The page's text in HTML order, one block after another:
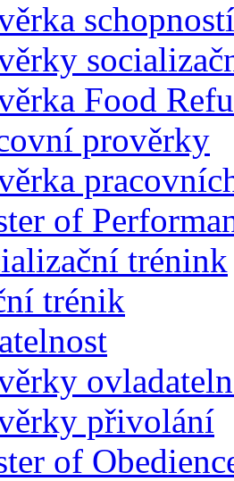
Food
prověrky
of
trénink
trénik
přivolání
of